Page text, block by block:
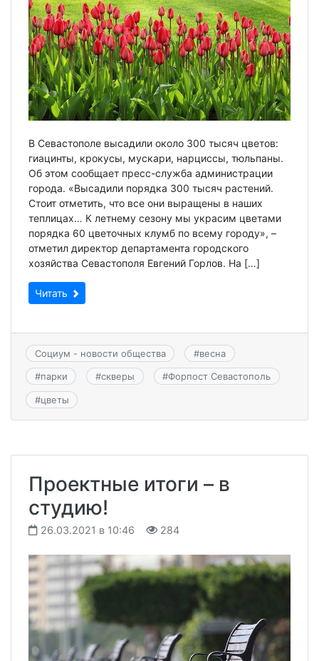
В Севастополе высадили около 300 тысяч цветов:
гиацинты, крокусы, мускари, нарциссы, тюльпаны.
Об этом сообщает пресс-служба администрации
города. «Высадили порядка 300 тысяч растений.
Стоит отметить, что все они выращены в наших
теплицах… К летнему сезону мы украсим цветами
порядка 60 цветочных клумб по всему городу», –
отметил директор департамента городского
хозяйства Севастополя Евгений Горлов. На […]
Читать
Социум - новости общества #весна
#парки #скверы #Форпост Севастополь
#цветы
Проектные итоги – в
студию!
26.03.2021 в 10:46 284